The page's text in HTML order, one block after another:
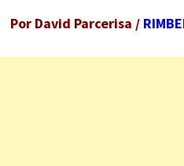
Por David Parcerisa /